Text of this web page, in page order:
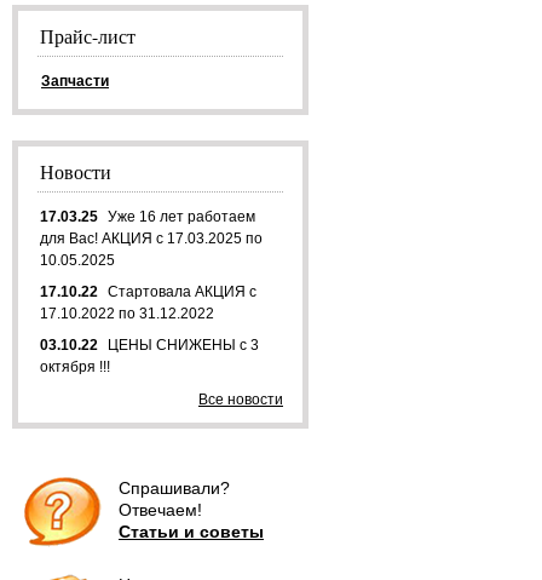
Прайс-лист
Запчасти
Новости
17.03.25 Уже 16 лет работаем
для Вас! АКЦИЯ с 17.03.2025 по
10.05.2025
17.10.22 Стартовала АКЦИЯ с
17.10.2022 по 31.12.2022
03.10.22
ЦЕНЫ СНИЖЕНЫ с 3
октября !!!
Все новости
Спрашивали?
Отвечаем!
Статьи и советы